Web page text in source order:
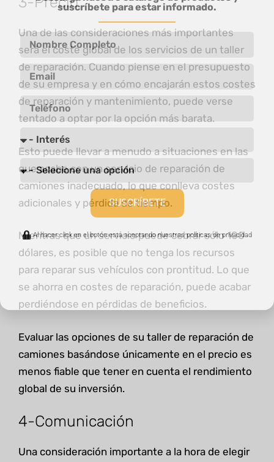
Una de las consideraciones más importantes
será el coste global de los servicios de un taller
de reparación. Cuando piense en el presupuesto
de su empresa y en cómo encajarán estos costes
de reparación y mantenimiento, puede verse
tentado a optar por la opción más barata.
Esto puede llevar a menudo a situaciones en las
que acabe con un servicio de reparación de
camiones inadecuado, lo que conlleva costes
adicionales y pérdida de tiempo.
Mientras que un servicio puede cobrar sólo 100
dólares, es posible que no tenga los recursos
para reparar sus vehículos con prontitud. Lo que
se ahorra en costes de reparación, puede acabar
perdiéndose en pérdidas de beneficios.
Evaluar las opciones de su taller de reparación de
camiones basándose únicamente en el precio es
menos fiable que tener en cuenta el rendimiento
global de su inversión.
4-Comunicación
Una consideración importante a la hora de elegir
suscríbete para estar informado.
SUSCRÍBETE
Al hacer click en el botón esta aceptando nuestras políticas de privacidad